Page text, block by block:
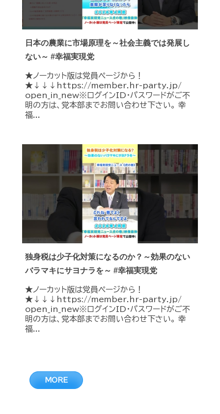
日本の農業に市場原理を～社会主義では発展し
ない～ #幸福実現党
★ノーカット版は党員ページから！
★↓↓↓https://member.hr-party.jp/
open_in_new※ログインID・パスワードがご不
明の方は、党本部までお問い合わせ下さい。 幸
福...
独身税は少子化対策になるのか？～効果のない
バラマキにサヨナラを～ #幸福実現党
★ノーカット版は党員ページから！
★↓↓↓https://member.hr-party.jp/
open_in_new※ログインID・パスワードがご不
明の方は、党本部までお問い合わせ下さい。 幸
福...
MORE